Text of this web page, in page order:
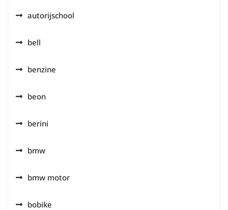
autorijschool
bell
benzine
beon
berini
bmw
bmw motor
bobike